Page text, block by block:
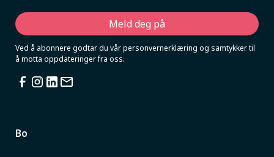
Ved å abonnere godtar du vår personvernerklæring og samtykker til
å motta oppdateringer fra oss.
Bo